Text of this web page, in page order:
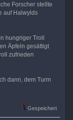
Forscher stellte
auf Halwylds
hungriger Troll
Äpfeln gesättigt
zufrieden
dann, dem Turm
Gespeichert